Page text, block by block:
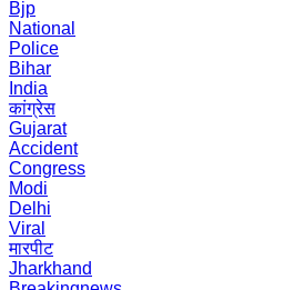
Bjp
National
Police
Bihar
India
कांग्रेस
Gujarat
Accident
Congress
Modi
Delhi
Viral
मारपीट
Jharkhand